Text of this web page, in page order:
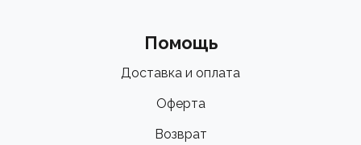
Помощь
Доставка и оплата
Оферта
Возврат